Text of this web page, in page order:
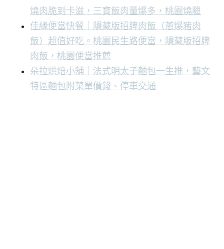
燒肉脆到卡滋，三寶飯肉量爆多，桃園燒臘
佳緣便當快餐｜隱藏版招牌肉飯（蔥爆豬肉
飯）超值好吃。桃園民生路便當，隱藏版招牌
肉飯，桃園便當推薦
朵拉烘焙小舖｜法式明太子麵包一生推，藝文
特區麵包附菜單價錢、停車交通